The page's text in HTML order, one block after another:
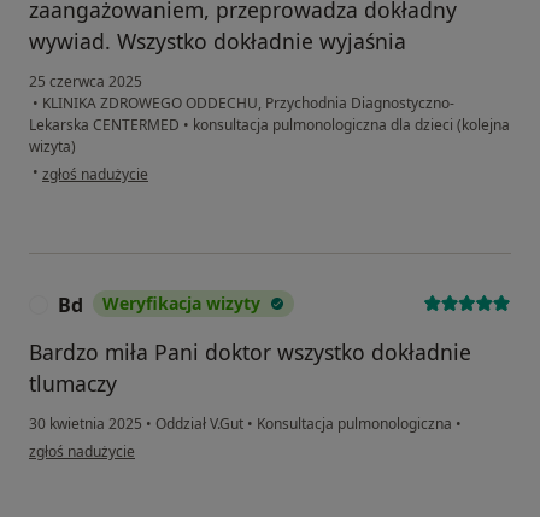
zaangażowaniem, przeprowadza dokładny
wywiad. Wszystko dokładnie wyjaśnia
25 czerwca 2025
• KLINIKA ZDROWEGO ODDECHU, Przychodnia Diagnostyczno-
Lekarska CENTERMED • konsultacja pulmonologiczna dla dzieci (kolejna
wizyta)
• w opinii użytkownika Natalia
zgłoś nadużycie
Bd Weryfikacja wizyty
Bardzo miła Pani doktor wszystko dokładnie
tlumaczy
30 kwietnia 2025 • Oddział V.Gut • Konsultacja pulmonologiczna •
w opinii użytkownika Bd
zgłoś nadużycie